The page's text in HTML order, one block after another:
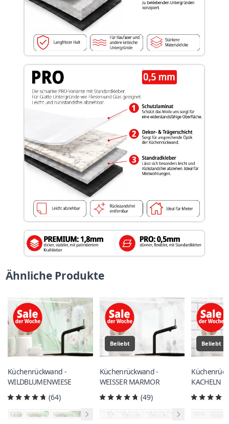
Ähnliche Produkte
Küchenrückwand -
WILDBLUMENWIESE
(64)
Beliebt
Küchenrückwand -
WEISSER MARMOR
(49)
Beliebt
KACHELN